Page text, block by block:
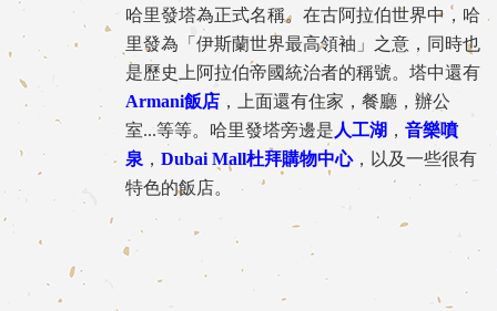
哈里發塔為正式名稱。在古阿拉伯世界中，哈
里發為「伊斯蘭世界最高領袖」之意，同時也
是歷史上阿拉伯帝國統治者的稱號。塔中還有
Armani飯店 ，上面還有住家，餐廳，辦公
室...等等。哈里發塔旁邊是 人工湖 ， 音樂噴
泉 ， Dubai Mall杜拜購物中心，以及一些很有
特色的飯店。